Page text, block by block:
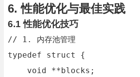
6. 性能优化与最佳实践
6.1 性能优化技巧
// 1. 内存池管理
typedef struct {
    void **blocks;